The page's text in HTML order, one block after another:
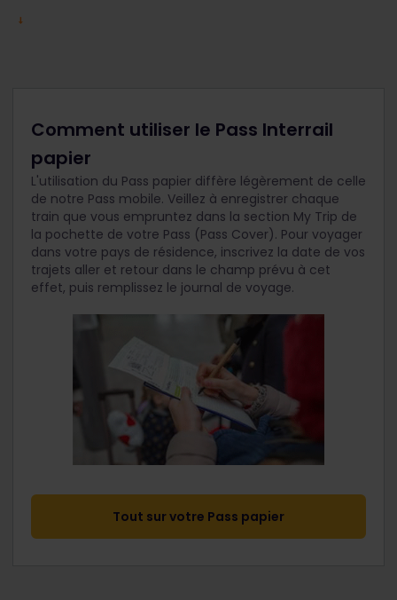
Comment utiliser le Pass Interrail
papier
L'utilisation du Pass papier diffère légèrement de celle
de notre Pass mobile. Veillez à enregistrer chaque
train que vous empruntez dans la section My Trip de
la pochette de votre Pass (Pass Cover). Pour voyager
dans votre pays de résidence, inscrivez la date de vos
trajets aller et retour dans le champ prévu à cet
effet, puis remplissez le journal de voyage.
Tout sur votre Pass papier